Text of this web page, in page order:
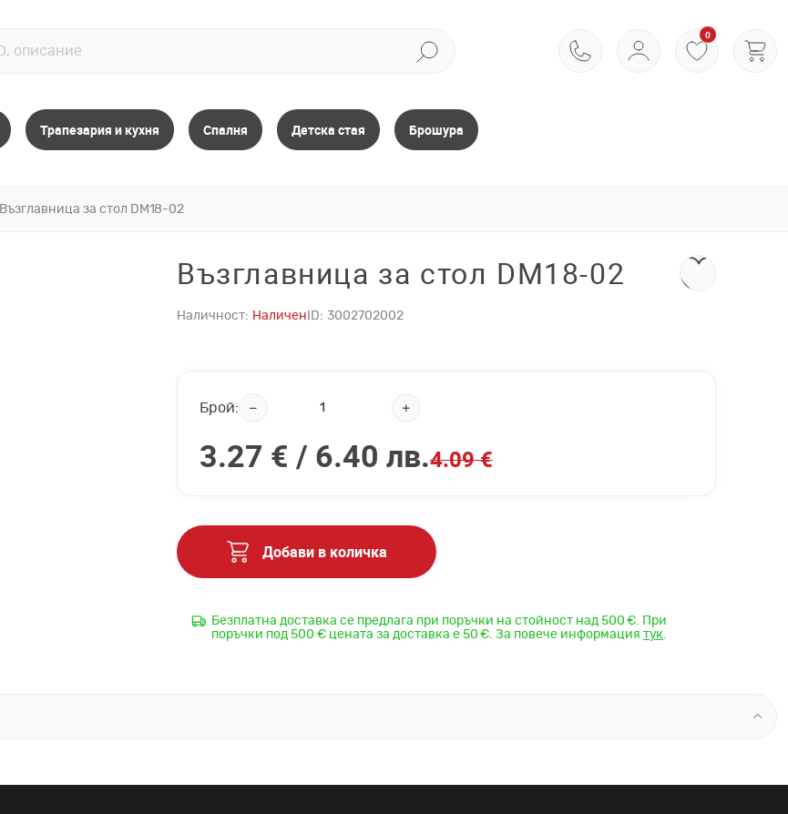
0
Трапезария и кухня Спалня Детска стая Брошура
Възглавница за стол DM18-02
Възглавница за стол DM18-02
Наличност: Наличен ID: 3002702002
Брой:
3.27 € / 6.40 лв.4.09 €
Добави в количка
Безплатна доставка се предлага при поръчки на стойност над 500 €. При
поръчки под 500 € цената за доставка е 50 €. За повече информация тук.